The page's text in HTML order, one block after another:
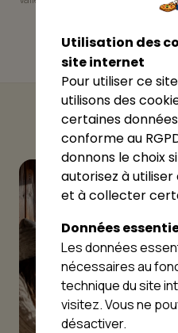
Utilisation des
site internet
Pour utiliser ce
utilisons des
certaines
conforme au
donnons le choix
autorisez à
et à collecter
Données
Les données
nécessaires au
technique du site
visitez. Vous ne
désactiver.